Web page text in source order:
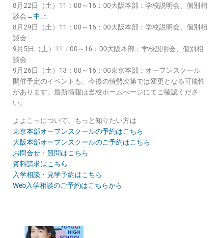
8月22日（土）11：00～16：00大阪本部：学校説明会、個別相
談会→中止
8月29日（土）11：00～16：00大阪本部：学校説明会、個別相
談会
9月5日（土）11：00～16：00大阪本部：学校説明会、個別相
談会
9月26日（土）13：00～16：00東京本部：オープンスクール
開催予定のイベントも、今後の情勢次第では変更となる可能性
があります。最新情報は当校ホームぺージにてご確認くださ
い。
よよこ～について、もっと知りたい方は
東京本部オープンスクールの予約はこちら
大阪本部オープンスクールのご予約はこちら
お問合せ・質問はこちら
資料請求はこちら
入学相談・見学予約はこちら
Web入学相談のご予約はこちらから